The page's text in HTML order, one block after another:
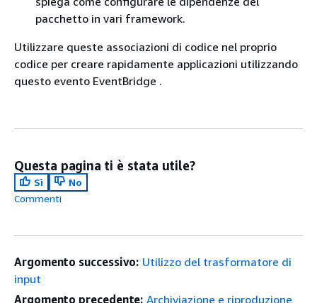
pacchetto in vari framework.
Utilizzare queste associazioni di codice nel proprio
codice per creare rapidamente applicazioni utilizzando
questo evento EventBridge .
Questa pagina ti è stata utile?
Sì
No
Commenti
Argomento successivo: Utilizzo del trasformatore di
input
Argomento precedente: Archiviazione e riproduzione